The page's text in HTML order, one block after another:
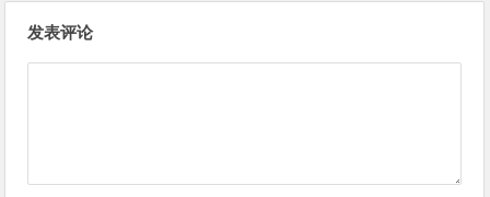
发表评论